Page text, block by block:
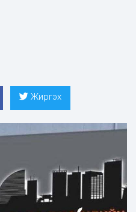
Жиргэх